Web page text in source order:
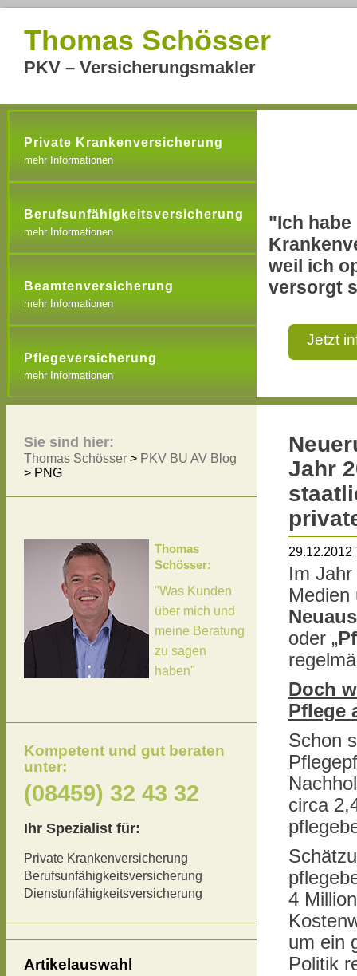
Thomas Schösser
PKV – Versicherungsmakler
Private Krankenversicherung
mehr Informationen
Berufsunfähigkeitsversicherung
mehr Informationen
Beamtenversicherung
mehr Informationen
Pflegeversicherung
mehr Informationen
"Ich habe
weil ich
versorgt
Jetzt
Jahr
29.12.2012
Im
Medien
oder „
Doch
Pflege
Schon
circa
4
um ein
Politik
Sie sind hier:
Thomas Schösser > PKV BU AV Blog
> PNG
Thomas
Schösser:
"Was Kunden
über mich und
meine Beratung
zu sagen
haben"
Kompetent und gut beraten
unter:
(08459) 32 43 32
Ihr Spezialist für:
Private Krankenversicherung
Berufsunfähigkeitsversicherung
Dienstunfähigkeitsversicherung
Artikelauswahl